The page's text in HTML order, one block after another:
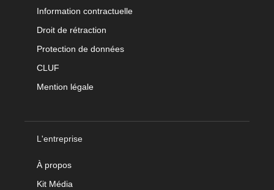
Information contractuelle
Droit de rétraction
Protection de données
CLUF
Mention légale
L'entreprise
À propos
Kit Média